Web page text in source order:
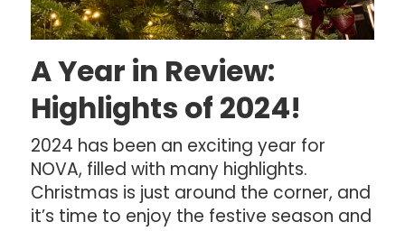
A Year in Review:
Highlights of 2024!
2024 has been an exciting year for
NOVA, filled with many highlights.
Christmas is just around the corner, and
it’s time to enjoy the festive season and